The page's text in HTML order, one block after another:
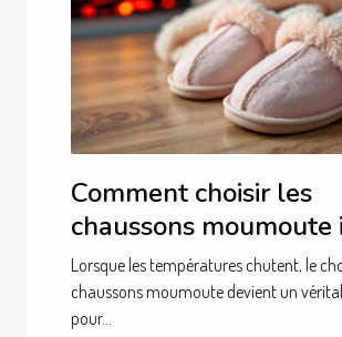
Comment choisir les
chaussons moumoute
pour l'hiver ?
Lorsque les températures chutent, le
chaussons moumoute devient un
pour...